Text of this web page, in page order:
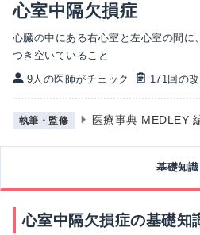
心室中隔欠損症
心臓の中にある右心室と左心室の間に
つき空いていること
9人の医師がチェック
171回の
執筆・監修 医療事典 MEDLEY
基礎知識
心室中隔欠損症の基礎知